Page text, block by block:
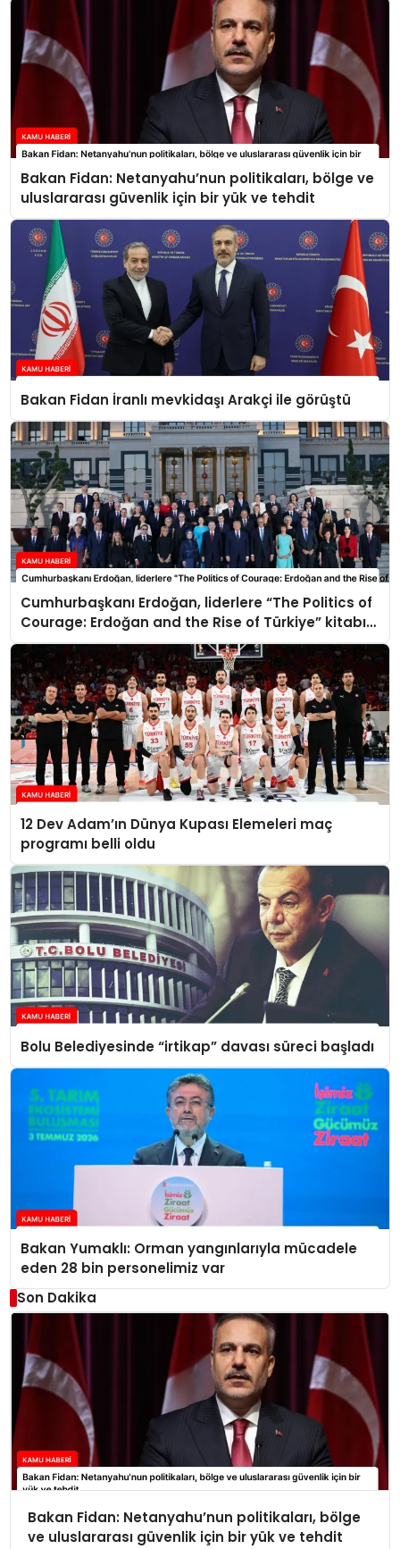
Bakan Fidan: Netanyahu’nun politikaları, bölge ve
uluslararası güvenlik için bir yük ve tehdit
Bakan Fidan İranlı mevkidaşı Arakçi ile görüştü
Cumhurbaşkanı Erdoğan, liderlere “The Politics of
Courage: Erdoğan and the Rise of Türkiye” kitabını
takdim etti
12 Dev Adam’ın Dünya Kupası Elemeleri maç
programı belli oldu
Bolu Belediyesinde “irtikap” davası süreci başladı
Bakan Yumaklı: Orman yangınlarıyla mücadele
eden 28 bin personelimiz var
Son Dakika
Bakan Fidan: Netanyahu’nun politikaları, bölge
ve uluslararası güvenlik için bir yük ve tehdit